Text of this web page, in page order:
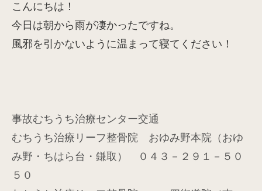
こんにちは！
今日は朝から雨が凄かったですね。
風邪を引かないように温まって寝てください！
事故むちうち治療センター交通
むちうち治療リーフ整骨院 おゆみ野本院（おゆ
み野・ちはら台・鎌取） ０４３－２９１－５０
５０